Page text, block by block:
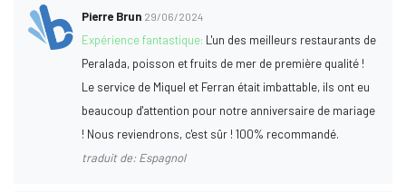
Pierre Brun 29/06/2024
Expérience fantastique: L'un des meilleurs restaurants de
Peralada, poisson et fruits de mer de première qualité !
Le service de Miquel et Ferran était imbattable, ils ont eu
beaucoup d'attention pour notre anniversaire de mariage
! Nous reviendrons, c'est sûr ! 100% recommandé.
traduit de: Espagnol